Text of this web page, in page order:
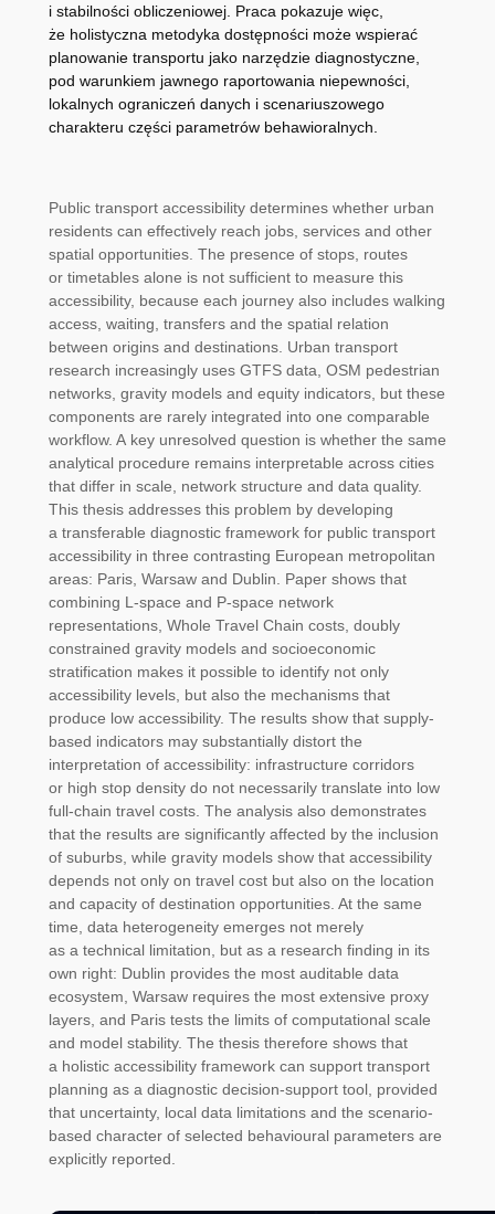
i stabilności obliczeniowej. Praca pokazuje więc,
że holistyczna metodyka dostępności może wspierać
planowanie transportu jako narzędzie diagnostyczne,
pod warunkiem jawnego raportowania niepewności,
lokalnych ograniczeń danych i scenariuszowego
charakteru części parametrów behawioralnych.
Public transport accessibility determines whether urban
residents can effectively reach jobs, services and other
spatial opportunities. The presence of stops, routes
or timetables alone is not sufficient to measure this
accessibility, because each journey also includes walking
access, waiting, transfers and the spatial relation
between origins and destinations. Urban transport
research increasingly uses GTFS data, OSM pedestrian
networks, gravity models and equity indicators, but these
components are rarely integrated into one comparable
workflow. A key unresolved question is whether the same
analytical procedure remains interpretable across cities
that differ in scale, network structure and data quality.
This thesis addresses this problem by developing
a transferable diagnostic framework for public transport
accessibility in three contrasting European metropolitan
areas: Paris, Warsaw and Dublin. Paper shows that
combining L-space and P-space network
representations, Whole Travel Chain costs, doubly
constrained gravity models and socioeconomic
stratification makes it possible to identify not only
accessibility levels, but also the mechanisms that
produce low accessibility. The results show that supply-
based indicators may substantially distort the
interpretation of accessibility: infrastructure corridors
or high stop density do not necessarily translate into low
full-chain travel costs. The analysis also demonstrates
that the results are significantly affected by the inclusion
of suburbs, while gravity models show that accessibility
depends not only on travel cost but also on the location
and capacity of destination opportunities. At the same
time, data heterogeneity emerges not merely
as a technical limitation, but as a research finding in its
own right: Dublin provides the most auditable data
ecosystem, Warsaw requires the most extensive proxy
layers, and Paris tests the limits of computational scale
and model stability. The thesis therefore shows that
a holistic accessibility framework can support transport
planning as a diagnostic decision-support tool, provided
that uncertainty, local data limitations and the scenario-
based character of selected behavioural parameters are
explicitly reported.